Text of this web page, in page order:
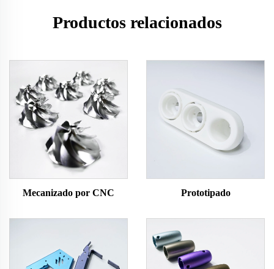
Productos relacionados
Mecanizado por CNC Prototipado